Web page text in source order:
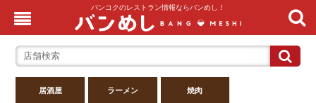
バンコクのレストラン情報ならバンめし！
居酒屋 ラーメン 焼肉